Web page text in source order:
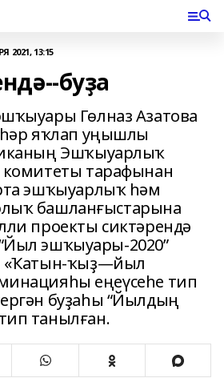
2021, 13:15
буҙа
Гөлназ Азатова
яҡлап уңышлы
Эшҡыуарлыҡ
комитеты тарафынан
эшҡыуарлыҡ һәм
башланғыстарына
проекты сиктәрендә
эшҡыуары-2020”
«Ҡатын-ҡыҙ—йыл
еңеүсеһе тип
буҙаһы “Йылдың
танылған.